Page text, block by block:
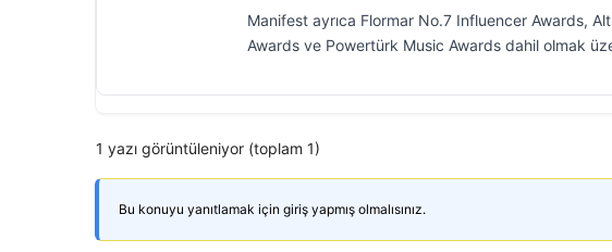
Manifest ayrıca Flormar No.7 Influencer Awards,
Awards ve Powertürk Music Awards dahil olmak
1 yazı görüntüleniyor (toplam 1)
Bu konuyu yanıtlamak için giriş yapmış olmalısınız.